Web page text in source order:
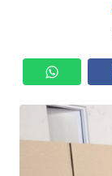
SERBI
OPINI
Informasi